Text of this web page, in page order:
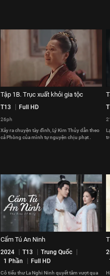
Tập 1B. Trục xuất khỏi gia tộc
T13 Full HD
26ph
Xảy ra chuyện tày đình, Lý Kim Thủy dẫn theo
cả Phòng của mình tự nguyện chịu phạt .
Cẩm Tú An Ninh
2024 T13
Trung Quốc
1 Phần
Full HD
Cô tiểu thư La Nghi Ninh quyết tâm vượt qua